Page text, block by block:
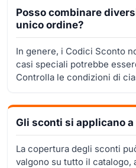
Posso combinare
unico ordine?
In genere, i Codici Sconto
casi speciali potrebbe
Controlla le condizioni di
Gli sconti si applicano
La copertura degli sconti
valgono su tutto il catalogo,